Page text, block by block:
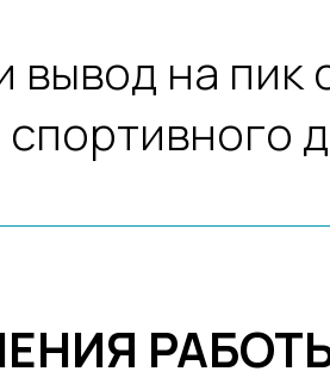
вывод на